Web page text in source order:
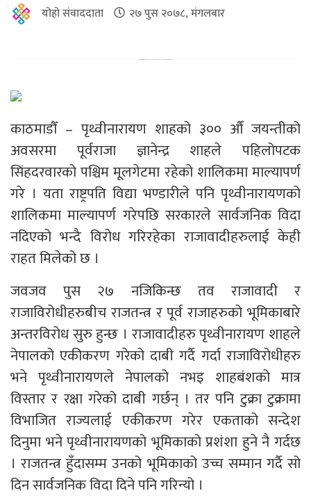
योहो संवाददाता २७ पुस २०७८, मंगलबार
काठमाडौँ – पृथ्वीनारायण शाहको ३०० औँ जयन्तीको
अवसरमा पूर्वराजा ज्ञानेन्द्र शाहले पहिलोपटक
सिंहदरवारको पश्चिम मूलगेटमा रहेको शालिकमा माल्यापर्ण
गरे । यता राष्ट्रपति विद्या भण्डारीले पनि पृथ्वीनारायणको
शालिकमा माल्यापर्ण गरेपछि सरकारले सार्वजनिक विदा
नदिएको भन्दै विरोध गरिरहेका राजावादीहरुलाई केही
राहत मिलेको छ ।
जवजव पुस २७ नजिकिन्छ तव राजावादी र
राजाविरोधीहरुबीच राजतन्त्र र पूर्व राजाहरुको भूमिकाबारे
अन्तरविरोध सुरु हुन्छ । राजावादीहरु पृथ्वीनारायण शाहले
नेपालको एकीकरण गरेको दाबी गर्दै गर्दा राजाविरोधीहरु
भने पृथ्वीनारायणले नेपालको नभइ शाहबंशको मात्र
विस्तार र रक्षा गरेको दाबी गर्छन् । तर पनि टुक्रा टुक्रामा
विभाजित राज्यलाई एकीकरण गरेर एकताको सन्देश
दिनुमा भने पृथ्वीनारायणको भूमिकाको प्रशंशा हुने नै गर्दछ
। राजतन्त्र हुँदासम्म उनको भूमिकाको उच्च सम्मान गर्दै सो
दिन सार्वजनिक विदा दिने पनि गरिन्यो ।